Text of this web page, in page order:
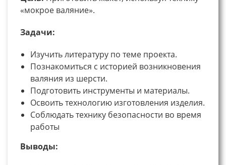
«мокрое валяние».
Задачи:
Изучить литературу по теме проекта.
Познакомиться с историей возникновения
валяния из шерсти.
Подготовить инструменты и материалы.
Освоить технологию изготовления изделия.
Соблюдать технику безопасности во время
работы
Выводы: